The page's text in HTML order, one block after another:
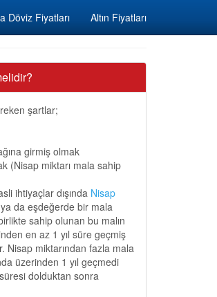
Döviz Fiyatları Altın Fiyatları
şartlar;
girmiş olmak
(Nisap miktarı mala sahip
ihtiyaçlar dışında Nisap
da eşdeğerde bir mala
sahip olunan bu malın
en az 1 yıl süre geçmiş
Nisap miktarından fazla mala
üzerinden 1 yıl geçmedi
süresi dolduktan sonra